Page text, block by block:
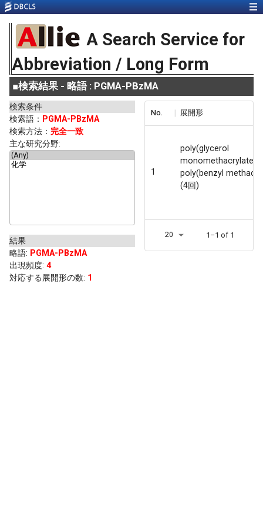
A Search Service for
Abbreviation / Long Form
■検索結果 - 略語 : PGMA-PBzMA
検索条件
検索語： PGMA-PBzMA
検索方法： 完全一致
主な研究分野:
結果
略語: PGMA-PBzMA
出現頻度: 4
対応する展開形の数: 1
No. 展開形
1
poly(glycerol
monomethacrylate)-
poly(benzyl
(4回)
20 1–1 of 1